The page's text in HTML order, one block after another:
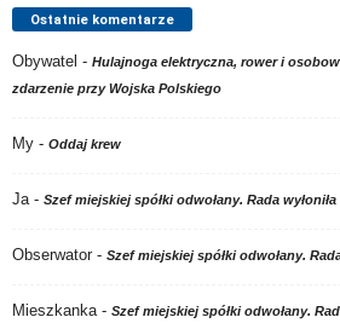
Ostatnie komentarze
Obywatel - Hulajnoga elektryczna, rower i
zdarzenie przy Wojska Polskiego
My - Oddaj krew
Ja - Szef miejskiej spółki odwołany. Rada
Obserwator - Szef miejskiej spółki odwołany.
Mieszkanka - Szef miejskiej spółki odwołany.